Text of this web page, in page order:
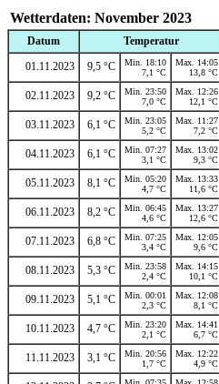
Wetterdaten: November 2023
Datum Temperatur
01.11.2023
9,5 °C
Min. 18:10
7,1 °C
Max. 14:05
13,8 °C
02.11.2023 9,2 °C
Min. 23:50
7,0 °C
Max. 12:26
12,1 °C
03.11.2023 6,1 °C
Min. 23:05
5,2 °C
Max. 11:27
7,2 °C
04.11.2023 6,1 °C
Min. 07:27
3,1 °C
Max. 13:02
9,3 °C
05.11.2023 8,1 °C
Min. 05:20
4,7 °C
Max. 13:33
11,6 °C
06.11.2023 8,2 °C
Min. 06:45
4,6 °C
Max. 13:27
12,6 °C
07.11.2023 6,8 °C
Min. 07:25
3,4 °C
Max. 12:05
9,6 °C
08.11.2023 5,3 °C
Min. 23:58
2,4 °C
Max. 14:15
10,1 °C
09.11.2023 5,1 °C
Min. 00:01
2,3 °C
Max. 12:08
8,1 °C
10.11.2023 4,7 °C
Min. 23:20
2,1 °C
Max. 14:41
6,7 °C
11.11.2023 3,1 °C
Min. 20:56
1,7 °C
Max. 12:22
4,9 °C